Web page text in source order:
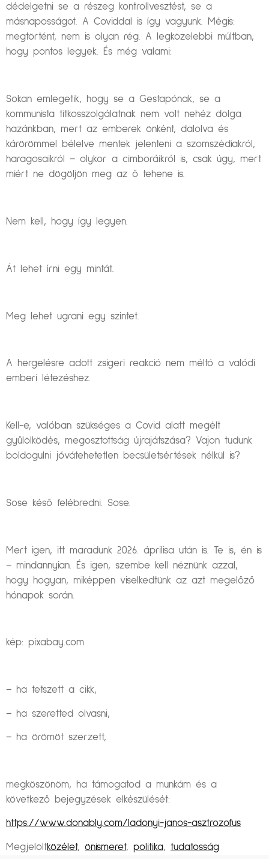
dédelgetni se a részeg kontrollvesztést, se a
másnaposságot. A Coviddal is így vagyunk. Mégis:
megtörtént, nem is olyan rég. A legközelebbi múltban,
hogy pontos legyek. És még valami:
Sokan emlegetik, hogy se a Gestapónak, se a
kommunista titkosszolgálatnak nem volt nehéz dolga
hazánkban, mert az emberek önként, dalolva és
kárörömmel bélelve mentek jelenteni a szomszédiakról,
haragosaikról – olykor a cimboráikról is, csak úgy, mert
miért ne dögöljön meg az ő tehene is.
Nem kell, hogy így legyen.
Át lehet írni egy mintát.
Meg lehet ugrani egy szintet.
A hergelésre adott zsigeri reakció nem méltó a valódi
emberi létezéshez.
Kell-e, valóban szükséges a Covid alatt megélt
gyűlölködés, megosztottság újrajátszása? Vajon tudunk
boldogulni jóvátehetetlen becsületsértések nélkül is?
Sose késő felébredni. Sose.
Mert igen, itt maradunk 2026. áprilisa után is. Te is, én is
– mindannyian. És igen, szembe kell néznünk azzal,
hogy hogyan, miképpen viselkedtünk az azt megelőző
hónapok során.
kép: pixabay.com
– ha tetszett a cikk,
– ha szeretted olvasni,
– ha örömöt szerzett,
megköszönöm, ha támogatod a munkám és a
következő bejegyzések elkészülését:
https://www.donably.com/ladonyi-janos-asztrozofus
Megjelöltközélet, önismeret, politika, tudatosság